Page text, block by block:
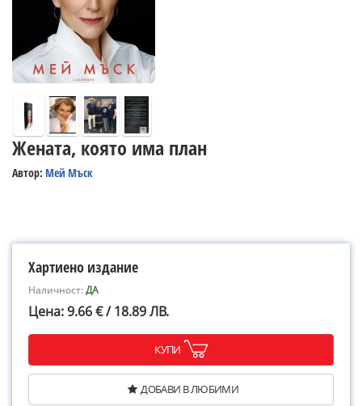
Жената, която има план
Автор: Мей Мъск
Хартиено издание
Наличност:ДА
Цена: 9.66 € / 18.89 ЛВ.
КУПИ
ДОБАВИ В ЛЮБИМИ